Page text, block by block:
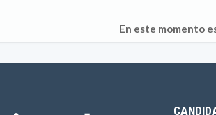
En este momento